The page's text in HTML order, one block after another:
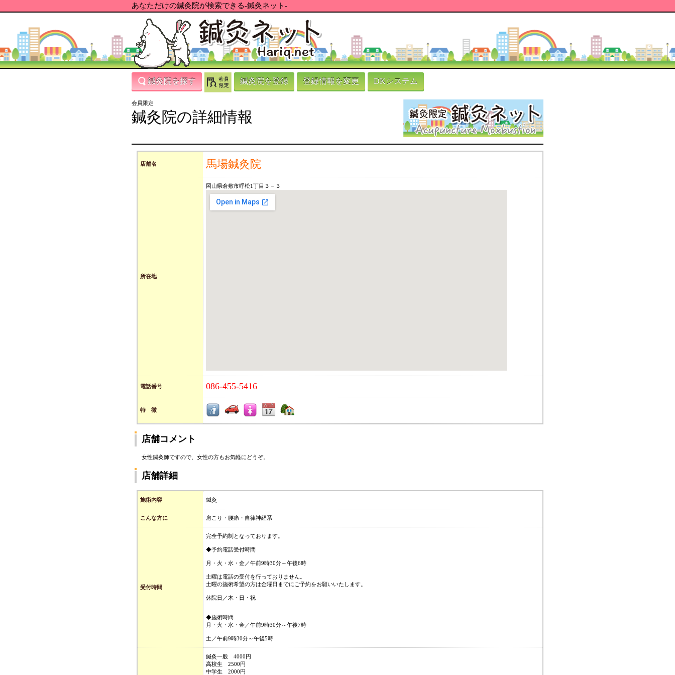
あなただけの鍼灸院が検索できる-鍼灸ネット-
鍼灸院を探す 鍼灸院を登録 登録情報を変更 DKシステム
会員限定
鍼灸院の詳細情報
店舗名 馬場鍼灸院
所在地
岡山県倉敷市呼松1丁目３－３
電話番号 086-455-5416
特 徴
店舗コメント
女性鍼灸師ですので、女性の方もお気軽にどうぞ。
店舗詳細
施術内容 鍼灸
こんな方に 肩こり・腰痛・自律神経系
受付時間
完全予約制となっております。
◆予約電話受付時間
月・火・水・金／午前9時30分～午後6時
土曜は電話の受付を行っておりません。
土曜の施術希望の方は金曜日までにご予約をお願いいたします。
休院日／木・日・祝
◆施術時間
月・火・水・金／午前9時30分～午後7時
土／午前9時30分～午後5時
鍼灸一般 4000円
高校生 2500円
中学生 2000円